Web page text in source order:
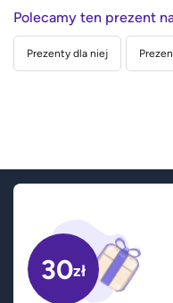
Polecamy ten prezent
Prezenty dla niej
30zł